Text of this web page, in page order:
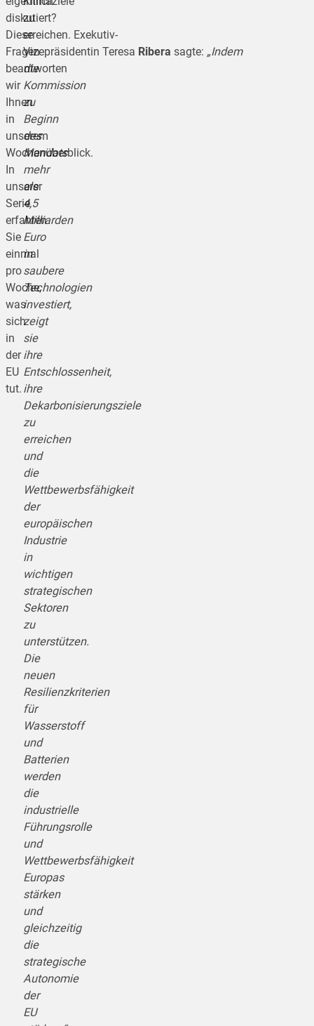
diskutiert?
Diese
Fragen
beantworten
wir
Ihnen
in
unserem
Wochenüberblick.
In
unserer
Serie
erfahren
Sie
einmal
pro
Woche,
was
sich
in
der
EU
tut.
zu
erreichen. Exekutiv-
Vizepräsidentin Teresa Ribera sagte: „Indem
die
Kommission
zu
Beginn
des
Mandats
mehr
als
4,5
Milliarden
Euro
in
saubere
Technologien
investiert,
zeigt
sie
ihre
Entschlossenheit,
ihre
Dekarbonisierungsziele
zu
erreichen
und
die
Wettbewerbsfähigkeit
der
europäischen
Industrie
in
wichtigen
strategischen
Sektoren
zu
unterstützen.
Die
neuen
Resilienzkriterien
für
Wasserstoff
und
Batterien
werden
die
industrielle
Führungsrolle
und
Wettbewerbsfähigkeit
Europas
stärken
und
gleichzeitig
die
strategische
Autonomie
der
EU